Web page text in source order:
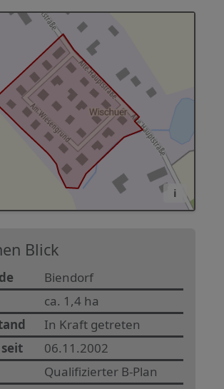
i
Blick
Biendorf
ca. 1,4 ha
In Kraft getreten
06.11.2002
Qualifizierter B-Plan